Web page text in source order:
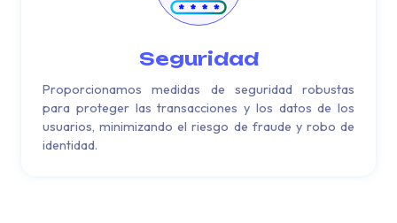
Seguridad
Proporcionamos medidas de seguridad robustas
para proteger las transacciones y los datos de los
usuarios, minimizando el riesgo de fraude y robo de
identidad.